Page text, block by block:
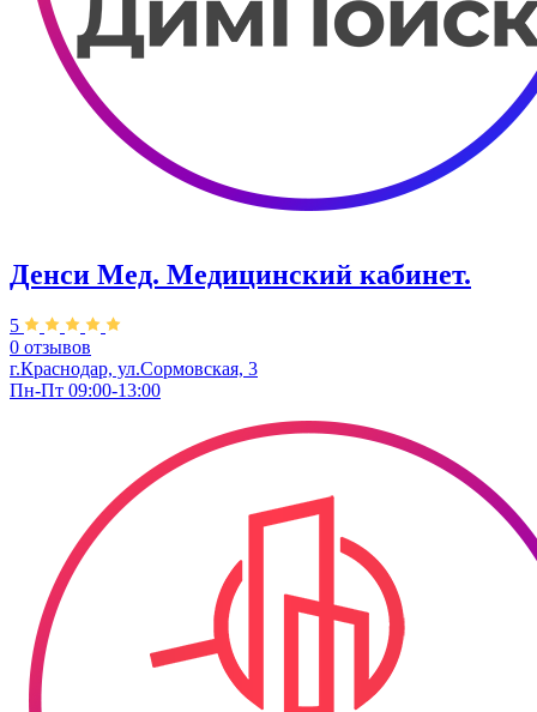
Денси Мед. Медицинский кабинет.
5
0 отзывов
г.Краснодар, ул.Сормовская, 3
Пн-Пт 09:00-13:00